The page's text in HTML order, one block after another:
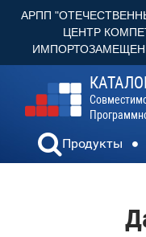
АРПП
ЦЕНТР
Продукты